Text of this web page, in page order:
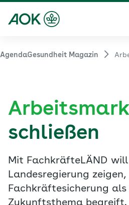
Magazin
schließen
Mit FachkräfteLÄND will
Landesregierung zeigen,
Fachkräftesicherung
Zukunftsthema begreift.